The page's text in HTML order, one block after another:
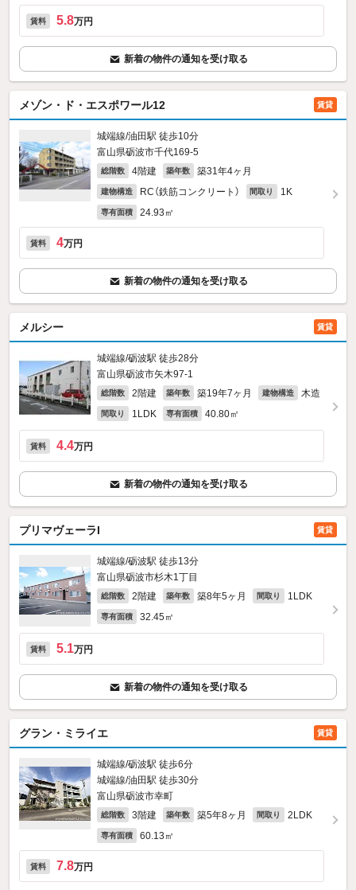
賃料 5.8万円
新着の物件の通知を受け取る
メゾン・ド・エスポワール12 賃貸
城端線/油田駅 徒歩10分
富山県砺波市千代169‐5
総階数 4階建 築年数 築31年4ヶ月
建物構造 RC（鉄筋コンクリート） 間取り 1K
専有面積 24.93㎡
賃料 4万円
新着の物件の通知を受け取る
メルシー 賃貸
城端線/砺波駅 徒歩28分
富山県砺波市矢木97‐1
総階数 2階建 築年数 築19年7ヶ月 建物構造 木造
間取り 1LDK 専有面積 40.80㎡
賃料 4.4万円
新着の物件の通知を受け取る
プリマヴェーラI 賃貸
城端線/砺波駅 徒歩13分
富山県砺波市杉木1丁目
総階数 2階建 築年数 築8年5ヶ月 間取り 1LDK
専有面積 32.45㎡
賃料 5.1万円
新着の物件の通知を受け取る
グラン・ミライエ 賃貸
城端線/砺波駅 徒歩6分
城端線/油田駅 徒歩30分
富山県砺波市幸町
総階数 3階建 築年数 築5年8ヶ月 間取り 2LDK
専有面積 60.13㎡
賃料 7.8万円